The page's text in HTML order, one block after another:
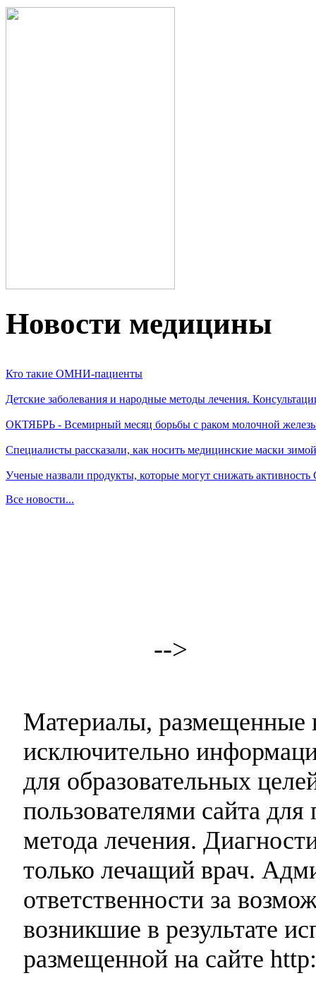
Новости медицины
Кто такие ОМНИ-пациенты
Детские заболевания и народные методы лечения.
ОКТЯБРЬ - Всемирный месяц борьбы с раком молочной
Специалисты рассказали, как носить медицинские маски зимой
Ученые назвали продукты, которые могут снижать
Все новости...
-->
Материалы, размещенные
исключительно
для образовательных
пользователями сайта
метода лечения.
только лечащий врач.
ответственности за
возникшие в результате
размещенной на сайте